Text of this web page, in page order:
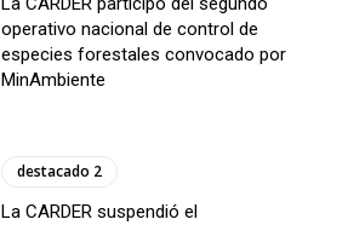
operativo nacional de control de
especies forestales convocado por
MinAmbiente
destacado 2
La CARDER suspendió el